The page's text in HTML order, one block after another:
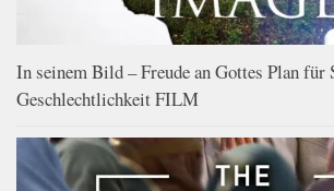
In seinem Bild – Freude an Gottes Plan für
Geschlechtlichkeit FILM